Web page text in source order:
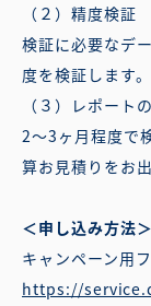
（２）精度検証
検証に必要なデ
度を検証します。
（３）レポート
2〜3ヶ月程度で
算お見積りをお出
＜申し込み方法＞
キャンペーン用
https://